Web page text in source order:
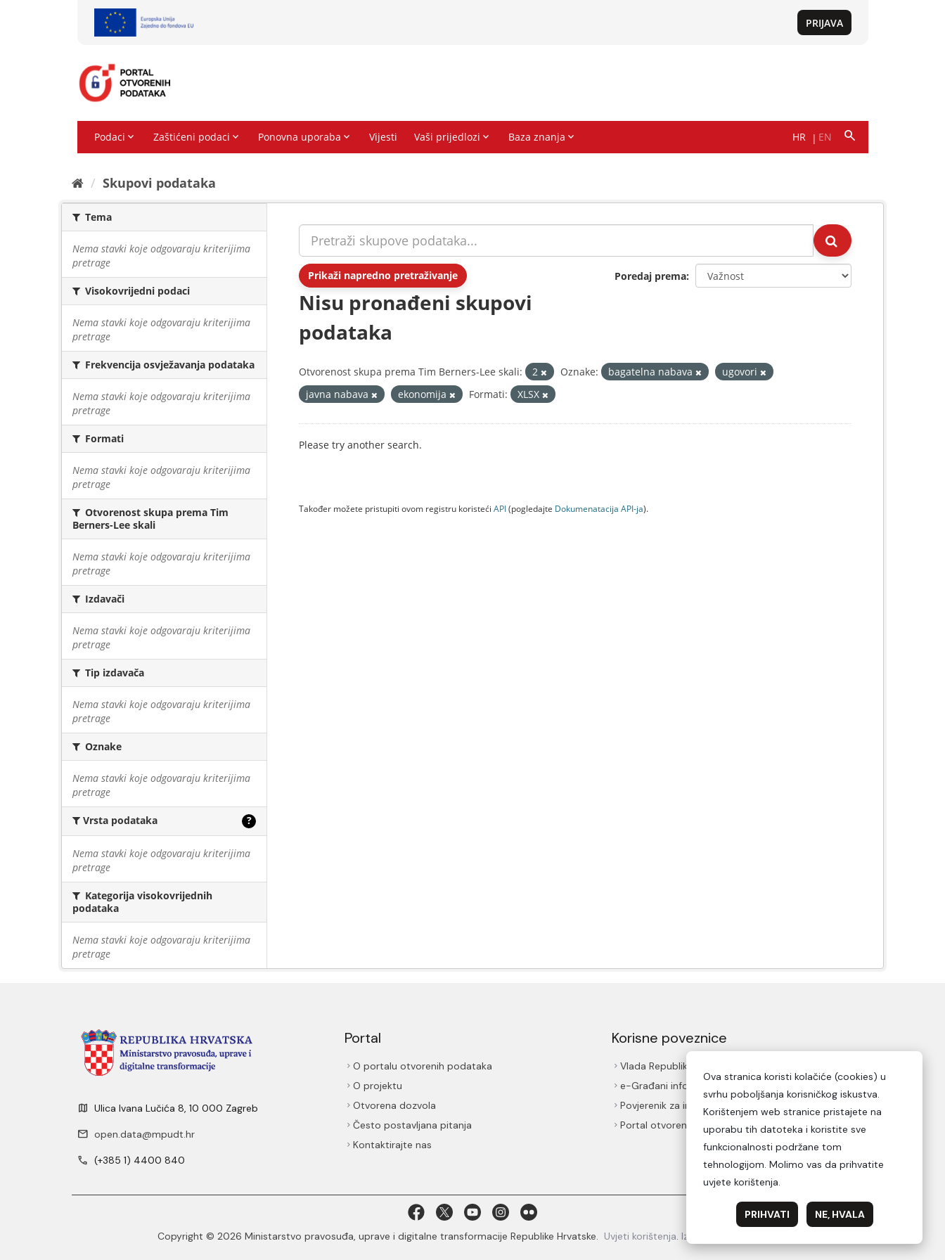
Skupovi podаtаkа
Tema
Nema stavki koje odgovaraju kriterijima
pretrage
Visokovrijedni podaci
Nema stavki koje odgovaraju kriterijima
pretrage
Frekvencija osvježavanja podataka
Nema stavki koje odgovaraju kriterijima
pretrage
Formati
Nema stavki koje odgovaraju kriterijima
pretrage
Otvorenost skupa prema Tim
Berners-Lee skali
Nema stavki koje odgovaraju kriterijima
pretrage
Izdavači
Nema stavki koje odgovaraju kriterijima
pretrage
Tip izdavača
Nema stavki koje odgovaraju kriterijima
pretrage
Oznake
Nema stavki koje odgovaraju kriterijima
pretrage
Vrsta podataka ?
Nema stavki koje odgovaraju kriterijima
pretrage
Kategorija visokovrijednih
podataka
Nema stavki koje odgovaraju kriterijima
pretrage
Prikaži napredno pretraživanje Poredaj prema
Nisu pronađeni skupovi
podataka
Otvorenost skupa prema Tim Berners-Lee skali: 2 Oznake: bagatelna nabava
ugovori
javna nabava
ekonomija Formati: XLSX
Please try another search.
Također možete pristupiti ovom registru koristeći API(pogledajte Dokumenаtаcijа API-jа).